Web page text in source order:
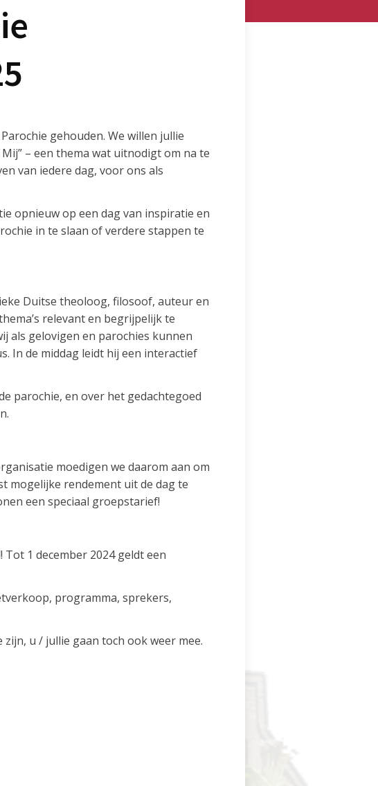
gehouden. We willen jullie
– een thema wat uitnodigt om na te
van iedere dag, voor ons als
opnieuw op een dag van inspiratie en
in te slaan of verdere stappen te
Duitse theoloog, filosoof, auteur en
relevant en begrijpelijk te
als gelovigen en parochies kunnen
In de middag leidt hij een interactief
parochie, en over het gedachtegoed
moedigen we daarom aan om
mogelijke rendement uit de dag te
een speciaal groepstarief!
1 december 2024 geldt een
programma, sprekers,
u / jullie gaan toch ook weer mee.